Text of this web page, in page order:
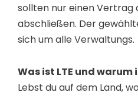
sollten nur einen Vertrag
abschließen. Der
sich um alle Verwaltungs.
Was ist LTE und warum
Lebst du auf dem Land,